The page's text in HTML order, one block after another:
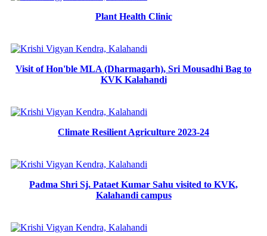
Plant Health Clinic
Visit of Hon'ble MLA (Dharmagarh), Sri Mousadhi Bag to
KVK Kalahandi
Climate Resilient Agriculture 2023-24
Padma Shri Sj. Pataet Kumar Sahu visited to KVK,
Kalahandi campus